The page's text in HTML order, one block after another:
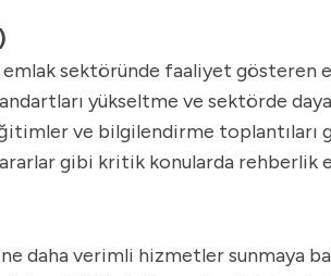
emlak sektöründe faaliyet
yükseltme ve sektörde
ve bilgilendirme toplantıları
gibi kritik konularda rehberlik
daha verimli hizmetler sunmaya